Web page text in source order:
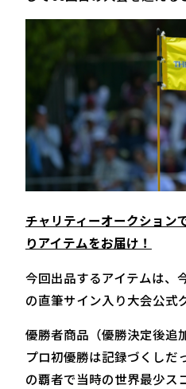
チャリティーオークション
りアイテムをお届け！
今回出品するアイテムは、
の直筆サイン入り大会公式
優勝者商品（優勝決定後追
プロ初優勝は記録づくしだ
の覇者で当時の世界最少ス